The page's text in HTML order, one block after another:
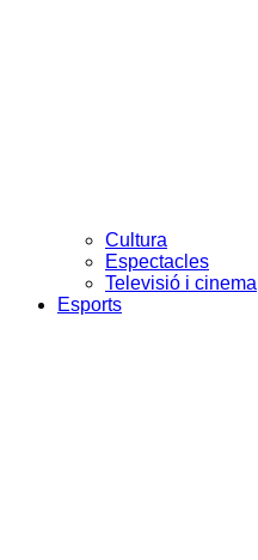
Cultura
Espectacles
Televisió i cinema
Esports